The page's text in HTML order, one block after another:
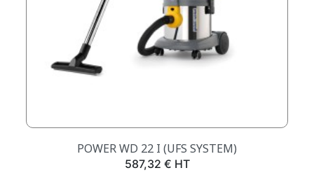
POWER WD 22 I (UFS SYSTEM)
Prix
587,32 € HT